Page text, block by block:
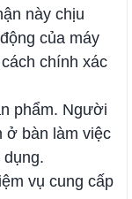
này chịu
của máy
chính xác
phẩm. Người
ở bàn làm việc
vụ cung cấp